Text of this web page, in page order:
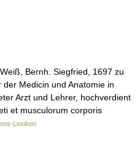
Bernh. Siegfried, 1697 zu
Medicin und Anatomie in
Arzt und Lehrer, hochverdient
et musculorum corporis
Lexikon